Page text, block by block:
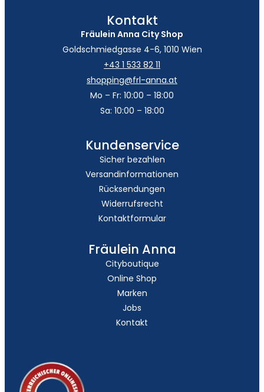
Kontakt
Fräulein Anna City Shop
Goldschmiedgasse 4-6, 1010 Wien
+43 1 533 82 11
shopping@frl-anna.at
Mo – Fr: 10:00 – 18:00
Sa: 10:00 – 18:00
Kundenservice
Sicher bezahlen
Versandinformationen
Rücksendungen
Widerrufsrecht
Kontaktformular
Fräulein Anna
Cityboutique
Online Shop
Marken
Jobs
Kontakt